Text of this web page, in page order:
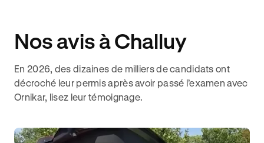
Nos avis à Challuy
En 2026, des dizaines de milliers de candidats ont
décroché leur permis après avoir passé l’examen avec
Ornikar, lisez leur témoignage.